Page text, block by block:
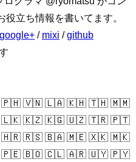
立ち情報を書いてます。
google+ / mixi / github
🇻🇳 🇱🇦 🇰🇭 🇹🇭 🇲🇲
🇰🇿 🇰🇬 🇺🇿 🇹🇷 🇵🇹
🇷🇸 🇧🇦 🇲🇪 🇽🇰 🇲🇰
🇧🇴 🇨🇱 🇦🇷 🇺🇾 🇵🇾